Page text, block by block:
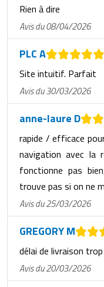
Rien à dire
Avis du 08/04/2026
PLC A
Site intuitif. Parfait
Avis du 30/03/2026
anne-laure D
rapide / efficace
navigation avec la
fonctionne pas
trouve pas si on ne
Avis du 25/03/2026
GREGORY M
délai de livraison
Avis du 20/03/2026